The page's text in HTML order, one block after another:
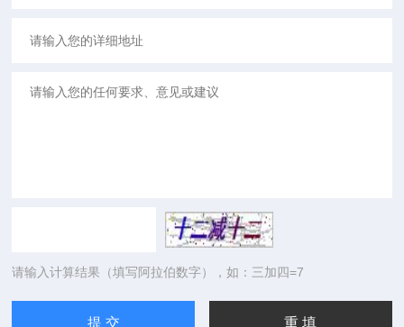
请输入计算结果（填写阿拉伯数字），如：三加四=7